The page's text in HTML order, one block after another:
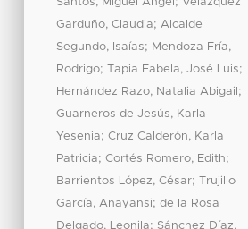
Garduño, Claudia; Alcalde
Segundo, Isaías; Mendoza Fría,
Rodrigo;Tapia Fabela, José Luis;
Hernández Razo, Natalia Abigail ;
Guarneros de Jesús, Karla
Yesenia;Cruz Calderón, Karla
Patricia;Cortés Romero, Edith;
Barrientos López, César;Trujillo
García, Anayansi;de la Rosa
Delgado, Leonila; Sánchez Díaz,